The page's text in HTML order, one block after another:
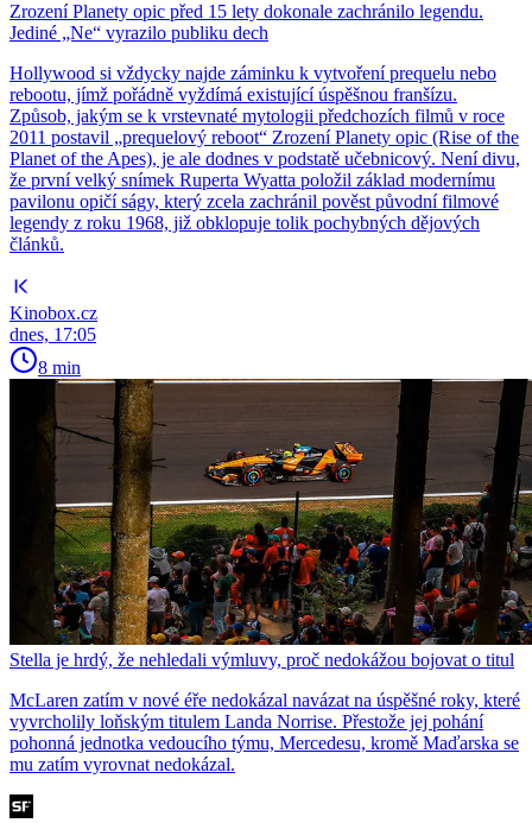
Zrození Planety opic před 15 lety dokonale zachránilo legendu.
Jediné „Ne“ vyrazilo publiku dech
Hollywood si vždycky najde záminku k vytvoření prequelu nebo
rebootu, jímž pořádně vyždímá existující úspěšnou franšízu.
Způsob, jakým se k vrstevnaté mytologii předchozích filmů v roce
2011 postavil „prequelový reboot“ Zrození Planety opic (Rise of the
Planet of the Apes), je ale dodnes v podstatě učebnicový. Není divu,
že první velký snímek Ruperta Wyatta položil základ modernímu
pavilonu opičí ságy, který zcela zachránil pověst původní filmové
legendy z roku 1968, již obklopuje tolik pochybných dějových
článků.
Kinobox.cz
dnes, 17:05
8 min
Stella je hrdý, že nehledali výmluvy, proč nedokážou bojovat o titul
McLaren zatím v nové éře nedokázal navázat na úspěšné roky, které
vyvrcholily loňským titulem Landa Norrise. Přestože jej pohání
pohonná jednotka vedoucího týmu, Mercedesu, kromě Maďarska se
mu zatím vyrovnat nedokázal.